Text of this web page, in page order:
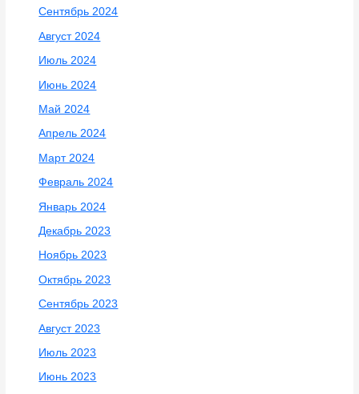
Сентябрь 2024
Август 2024
Июль 2024
Июнь 2024
Май 2024
Апрель 2024
Март 2024
Февраль 2024
Январь 2024
Декабрь 2023
Ноябрь 2023
Октябрь 2023
Сентябрь 2023
Август 2023
Июль 2023
Июнь 2023